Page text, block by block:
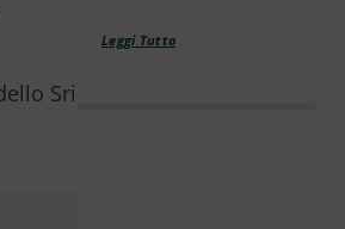
Sri
Leggi Tutto